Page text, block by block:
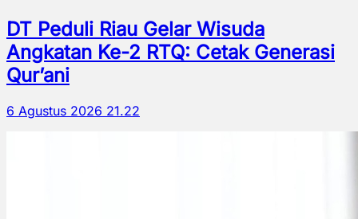
DT Peduli Riau Gelar Wisuda
Angkatan Ke-2 RTQ: Cetak Generasi
Qur’ani
6 Agustus 2026 21.22